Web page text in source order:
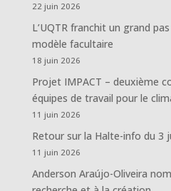
22 juin 2026
L’UQTR franchit un grand
modèle facultaire
18 juin 2026
Projet IMPACT – deuxième
équipes de travail pour le
11 juin 2026
Retour sur la Halte-info du 3
11 juin 2026
Anderson Araújo-Oliveira